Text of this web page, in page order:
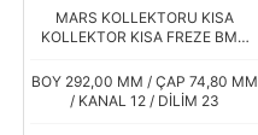
MARS KOLLEKTORU KISA
KOLLEKTOR KISA FREZE BMC
FERGUSON PANCAR MOTOR
STEYR FIAT
BOY 292,00 MM / ÇAP 74,80 MM
/ KANAL 12 / DİLİM 23